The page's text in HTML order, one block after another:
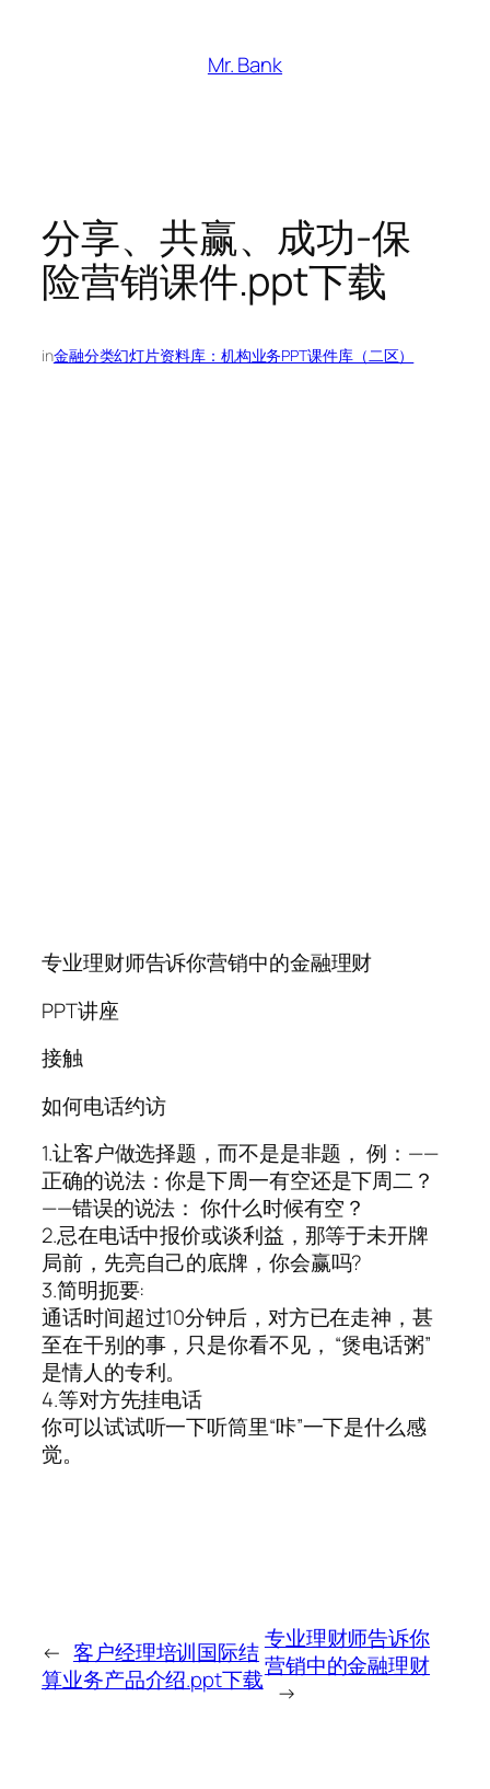
Mr. Bank
分享、共赢、成功-保
险营销课件.ppt下载
in金融分类幻灯片资料库：机构业务PPT课件库（二区）
专业理财师告诉你营销中的金融理财
PPT讲座
接触
如何电话约访
1.让客户做选择题，而不是是非题， 例：——
正确的说法：你是下周一有空还是下周二？
——错误的说法： 你什么时候有空？
2.忌在电话中报价或谈利益，那等于未开牌
局前，先亮自己的底牌，你会赢吗?
3.简明扼要:
通话时间超过10分钟后，对方已在走神，甚
至在干别的事，只是你看不见， “煲电话粥”
是情人的专利。
4.等对方先挂电话
你可以试试听一下听筒里“咔”一下是什么感
觉。
← 客户经理培训国际结
算业务产品介绍.ppt下载
专业理财师告诉你
营销中的金融理财
→